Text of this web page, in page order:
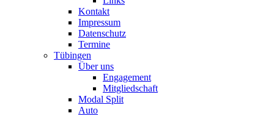
Kontakt
Impressum
Datenschutz
Termine
Tübingen
Über uns
Engagement
Mitgliedschaft
Modal Split
Auto